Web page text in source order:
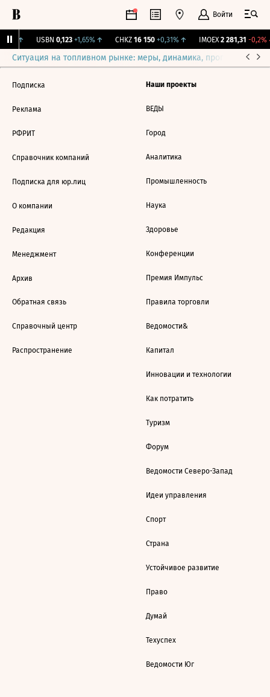
Войти
↑ USBN 0,123 +1,65%↑ CHKZ 16 150 +0,31%↑ IMOEX 2 281,31 -0,2%
Ситуация на топливном рынке: меры, динамика, прогнозы
Подписка
Реклама
РФРИТ
Справочник компаний
Подписка для юр.лиц
О компании
Редакция
Менеджмент
Архив
Обратная связь
Справочный центр
Распространение
Наши проекты
ВЕДЫ
Город
Аналитика
Промышленность
Наука
Здоровье
Конференции
Премия Импульс
Правила торговли
Ведомости&
Капитал
Инновации и технологии
Как потратить
Туризм
Форум
Ведомости Северо-Запад
Идеи управления
Спорт
Страна
Устойчивое развитие
Право
Думай
Техуспех
Ведомости Юг